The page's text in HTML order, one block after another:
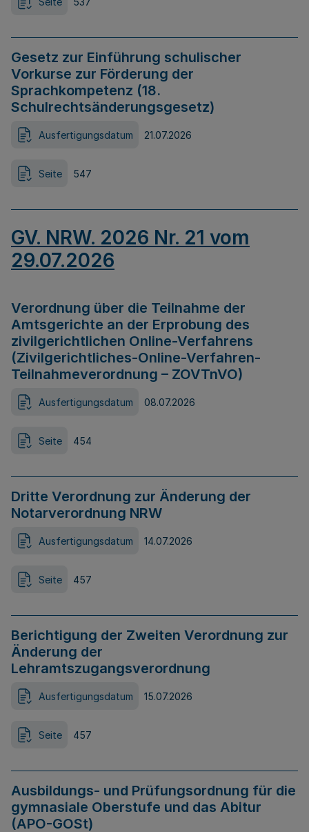
Gesetz zur Einführung schulischer
Vorkurse zur Förderung der
Sprachkompetenz (18.
Schulrechtsänderungsgesetz)
Ausfertigungsdatum 21.07.2026
Seite 547
GV. NRW. 2026 Nr. 21 vom
29.07.2026
Verordnung über die Teilnahme der
Amtsgerichte an der Erprobung des
zivilgerichtlichen Online-Verfahrens
(Zivilgerichtliches-Online-Verfahren-
Teilnahmeverordnung – ZOVTnVO)
Ausfertigungsdatum 08.07.2026
Seite 454
Dritte Verordnung zur Änderung der
Notarverordnung NRW
Ausfertigungsdatum 14.07.2026
Seite 457
Berichtigung der Zweiten Verordnung zur
Änderung der
Lehramtszugangsverordnung
Ausfertigungsdatum 15.07.2026
Seite 457
Ausbildungs- und Prüfungsordnung für die
gymnasiale Oberstufe und das Abitur
(APO-GOSt)